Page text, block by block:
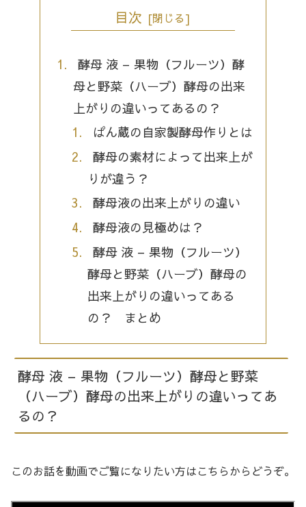
目次
酵母 液 – 果物（フルーツ）酵
母と野菜（ハーブ）酵母の出来
上がりの違いってあるの？
ぱん蔵の自家製酵母作りとは
酵母の素材によって出来上が
りが違う？
酵母液の出来上がりの違い
酵母液の見極めは？
酵母 液 – 果物（フルーツ）
酵母と野菜（ハーブ）酵母の
出来上がりの違いってある
の？ まとめ
酵母 液 – 果物（フルーツ）酵母と野菜
（ハーブ）酵母の出来上がりの違いってあ
るの？
このお話を動画でご覧になりたい方はこちらからどうぞ。